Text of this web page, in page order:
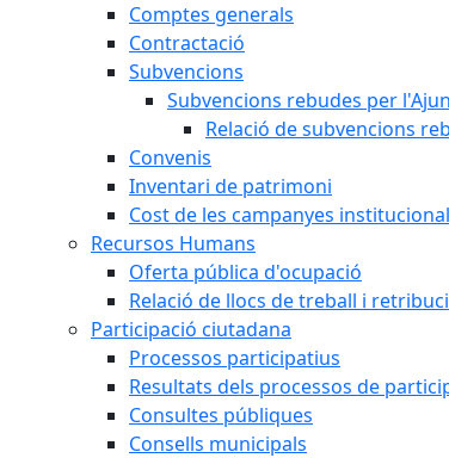
Comptes generals
Contractació
Subvencions
Subvencions rebudes per
Relació de subvencions
Convenis
Inventari de patrimoni
Cost de les campanyes
Recursos Humans
Oferta pública d'ocupació
Relació de llocs de treball i
Participació ciutadana
Processos participatius
Resultats dels processos de
Consultes públiques
Consells municipals